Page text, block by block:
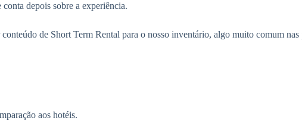
depois sobre a experiência.
conteúdo de Short Term Rental para o nosso inventário, algo muito comum
aos hotéis.